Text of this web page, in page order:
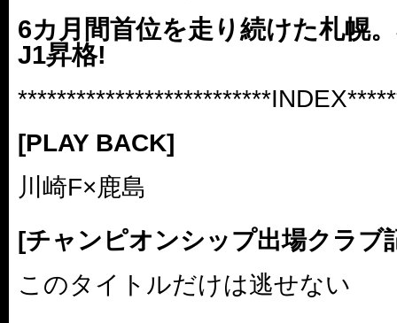
6カ月間首位を走り続けた札幌
J1昇格!
[PLAY BACK]
川崎F×鹿島
[チャンピオンシップ出場クラブ
このタイトルだけは逃せない